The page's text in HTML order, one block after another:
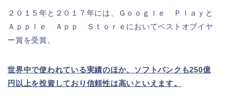
２０１５年と２０１７年には、Ｇｏｏｇｌｅ Ｐｌａｙと
Ａｐｐｌｅ Ａｐｐ Ｓｔｏｒｅにおいてベストオブイヤ
ー賞を受賞。
世界中で使われている実績のほか、ソフトバンクも250億
円以上を投資しており信頼性は高いといえます。